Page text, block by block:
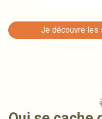
Je découvre les